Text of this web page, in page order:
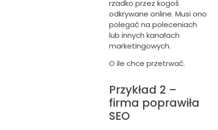
rzadko przez kogoś
odkrywane online. Musi ono
polegać na poleceniach
lub innych kanałach
marketingowych.
O ile chce przetrwać.
Przykład 2 –
firma poprawiła
SEO